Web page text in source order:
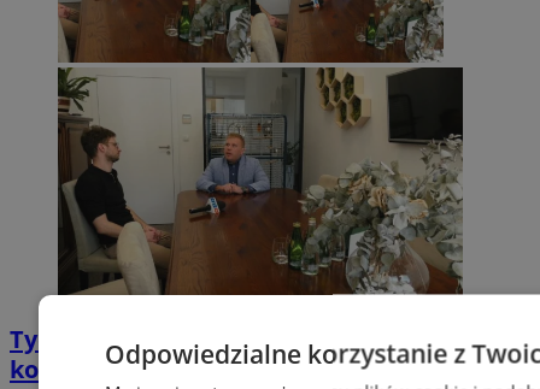
Tychy: Bitcoiny i Fundacja TVS walczą z
koronawirusem. Ogromna darowizna dla
Odpowiedzialne korzystanie z